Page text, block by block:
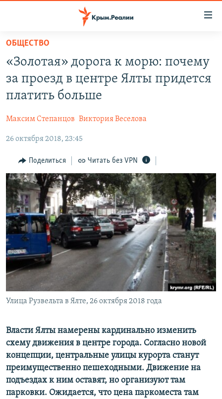
Вернуться
основному
содержанию
Вернутся
главной
Вернутся
поиску
11 ЛЕТ ОККУПАЦИИ КРЫМА. 11 ИСТОРИЙ СОПРОТИВЛЕНИЯ
ВОДА
ЕЩЕ
ИНТЕРАКТИВ
ИНФОГРАФИКА
ТЕЛЕПРОЕКТ КРЫМ.РЕАЛИИ
СОВЕТЫ ПРАВОЗАЩИТНИКОВ
ПРОПАВШИЕ БЕЗ ВЕСТИ
ПОБЕДИТЕЛЕЙ НЕ СУДЯТ?
КРЫМ.НЕПОКОРЕННЫЙ
ELIFBE
УКРАИНСКАЯ ПРОБЛЕМА КРЫМА
РАДІО СВОБОДА
КАК ОБОЙТИ БЛОКИРОВКУ
Українською
Qırımtatar
ПРИСОЕДИНЯЙТЕСЬ!
Все сайты RFE/RL
ОБЩЕСТВО
«Золотая» дорога к морю: почему
за проезд в центре Ялты придется
платить больше
Максим Степанцов Виктория Веселова
26 октября 2018, 23:45
Поделиться Читать без VPN
Улица Рузвельта в Ялте, 26 октября 2018 года
Власти Ялты намерены кардинально изменить
схему движения в центре города. Согласно новой
концепции, центральные улицы курорта станут
преимущественно пешеходными. Движение на
подъездах к ним оставят, но организуют там
парковки. Ожидается, что цена паркоместа там